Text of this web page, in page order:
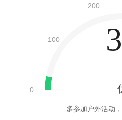
多参加户外活动